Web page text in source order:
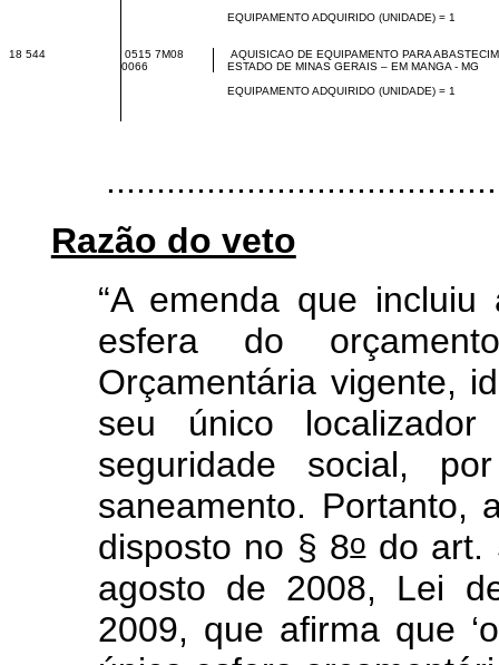
EQUIPAMENTO ADQUIRIDO (UNIDADE) = 1
18 544
0515 7M08
0066
AQUISICAO DE EQUIPAMENTO PARA
ESTADO DE MINAS GERAIS – EM MANGA - MG
EQUIPAMENTO ADQUIRIDO (UNIDADE) = 1
Razão do veto
“A emenda que incluiu
esfera do
Orçamentária vigente,
seu único
seguridade social,
saneamento. Portanto,
disposto no § 8odo art.
agosto de 2008, Lei
2009, que afirma que